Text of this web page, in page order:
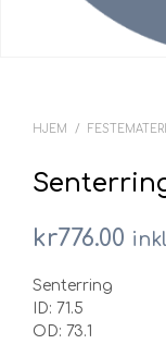
HJEM /
Senterring
kr776.00
Senterring
ID: 71.5
OD: 73.1